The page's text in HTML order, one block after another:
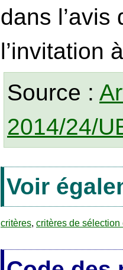
dans l’avis
l’invitation
Source :
2014/24/
Voir
critères, critères de